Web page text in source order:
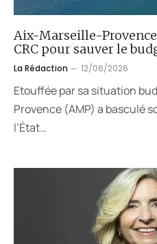
Aix-Marseille-
CRC pour sauver le
La Rédaction 12/06/2026
Etouffée par sa situation
Provence (AMP) a basculé
l’État…